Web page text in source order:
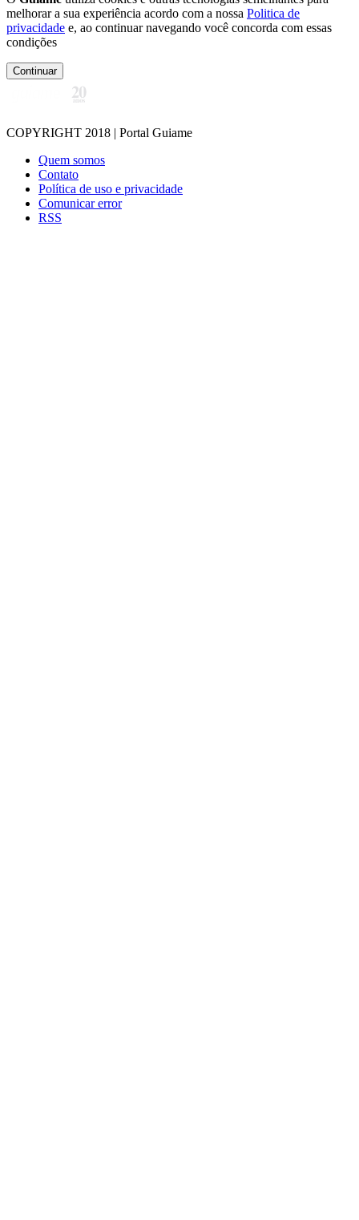
melhorar a sua experiência acordo com a nossa Politica de
privacidade e, ao continuar navegando você concorda com essas
condições
Continuar
COPYRIGHT 2018 | Portal Guiame
Quem somos
Contato
Política de uso e privacidade
Comunicar error
RSS